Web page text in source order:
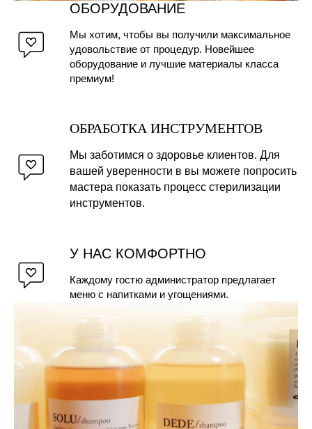
ОБОРУДОВАНИЕ
Мы хотим, чтобы вы получили максимальное
удовольствие от процедур. Новейшее
оборудование и лучшие материалы класса
премиум!
ОБРАБОТКА ИНСТРУМЕНТОВ
Мы заботимся о здоровье клиентов. Для
вашей уверенности в вы можете попросить
мастера показать процесс стерилизации
инструментов.
У НАС КОМФОРТНО
Каждому гостю администратор предлагает
меню с напитками и угощениями.